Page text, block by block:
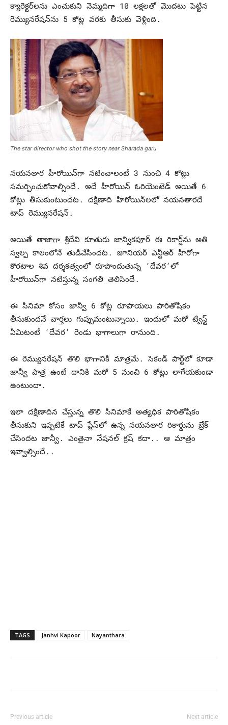
క్యారెక్టర్‌లను ఎంచుకుని నెమ్మదిగా 10 లక్షలతో మొదటు పెట్టిన
రెమ్యునరేషన్‌ను 5 కోట్ల వరకు తీసుకు వెళ్లింది.
The star director who shot the story near Sharada garu
నయనతార హీరోయిన్‌గా నటించాలంటే 3 నుంచి 4 కోట్లు
సమర్పించుకోవాల్సిందే. అదే హీరోయిన్‌ ఓరియెంటెడ్‌ అయితే 6
కోట్లు తీసుకుంటుందట. దక్షిణాది హీరోయిన్‌లలో నయనతారదే
టాప్‌ రెమ్యునరేషన్‌.
అయితే తాజాగా శ్రీదేవి కూతురు జాన్వికపూర్‌ ఈ రికార్డ్‌ను అతి
స్వల్ప కాలంలోనే తుడిచేసిందట. జూనియర్‌ ఎన్టీఆర్‌ హీరోగా
కొరటాల శివ దర్శకత్వంలో రూపొందుతున్న ‘దేవర’లో
హీరోయిన్‌గా నటిస్తున్న సంగతి తెలిసిందే.
ఈ సినిమా కోసం జాన్వీ 6 కోట్ల రూపాయలు పారితోషికం
తీసుకుందనే వార్తలు గుప్పుమంటున్నాయి. ఇందులో మరో ట్విస్ట్‌
ఏమిటంటే ‘దేవర’ రెండు భాగాలుగా రానుంది.
ఈ రెమ్యునరేషన్‌ తొలి భాగానికి మాత్రమే. సెకండ్‌ పార్ట్‌లో కూడా
జాన్వీ పాత్ర ఉంటే దానికి మరో 5 నుంచి 6 కోట్లు లాగేయకుండా
ఉంటుందా.
ఇలా దక్షిణాదిన చేస్తున్న తొలి సినిమాకే అత్యధిక పారితోషికం
తీసుకుని ఇప్పటికే టాప్‌ ప్లేస్‌లో ఉన్న నయనతార రికార్డును బ్రేక్‌
చేసిందట జాన్వీ. ఎంతైనా నేషనల్‌ క్రష్‌ కదా.. ఆ మాత్రం
ఇవ్వాల్సిందే..
TAGS Janhvi Kapoor Nayanthara
Previous article Next article